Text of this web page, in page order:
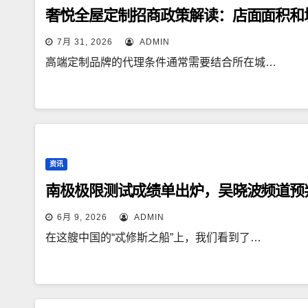
奢悦全屋定制招商政策解读：店面面积
7月 31, 2026 ADMIN
高端定制品牌的代理条件通常需要结合所在城…
资讯
南极极限测试成绩单出炉，吴晓波频道
6月 9, 2026 ADMIN
在这艘中国的“忒修斯之船”上，我们看到了…